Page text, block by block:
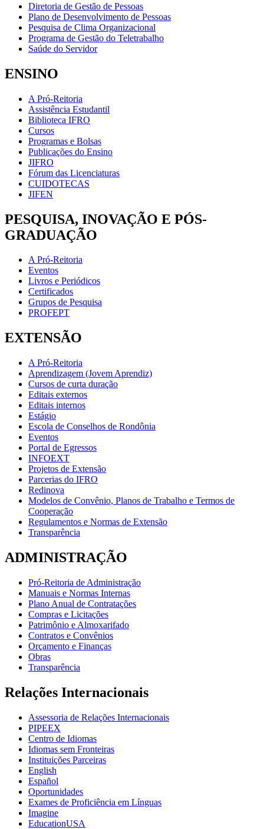
Diretoria de Gestão de Pessoas
Plano de Desenvolvimento de Pessoas
Pesquisa de Clima Organizacional
Programa de Gestão do Teletrabalho
Saúde do Servidor
ENSINO
A Pró-Reitoria
Assistência Estudantil
Biblioteca IFRO
Cursos
Programas e Bolsas
Publicações do Ensino
JIFRO
Fórum das Licenciaturas
CUIDOTECAS
JIFEN
PESQUISA, INOVAÇÃO E PÓS-
GRADUAÇÃO
A Pró-Reitoria
Eventos
Livros e Periódicos
Certificados
Grupos de Pesquisa
PROFEPT
EXTENSÃO
A Pró-Reitoria
Aprendizagem (Jovem Aprendiz)
Cursos de curta duração
Editais externos
Editais internos
Estágio
Escola de Conselhos de Rondônia
Eventos
Portal de Egressos
INFOEXT
Projetos de Extensão
Parcerias do IFRO
Redinova
Modelos de Convênio, Planos de Trabalho e Termos de
Cooperação
Regulamentos e Normas de Extensão
Transparência
ADMINISTRAÇÃO
Pró-Reitoria de Administração
Manuais e Normas Internas
Plano Anual de Contratações
Compras e Licitações
Patrimônio e Almoxarifado
Contratos e Convênios
Orçamento e Finanças
Obras
Transparência
Relações Internacionais
Assessoria de Relações Internacionais
PIPEEX
Centro de Idiomas
Idiomas sem Fronteiras
Instituições Parceiras
English
Español
Oportunidades
Exames de Proficiência em Línguas
Imagine
EducationUSA